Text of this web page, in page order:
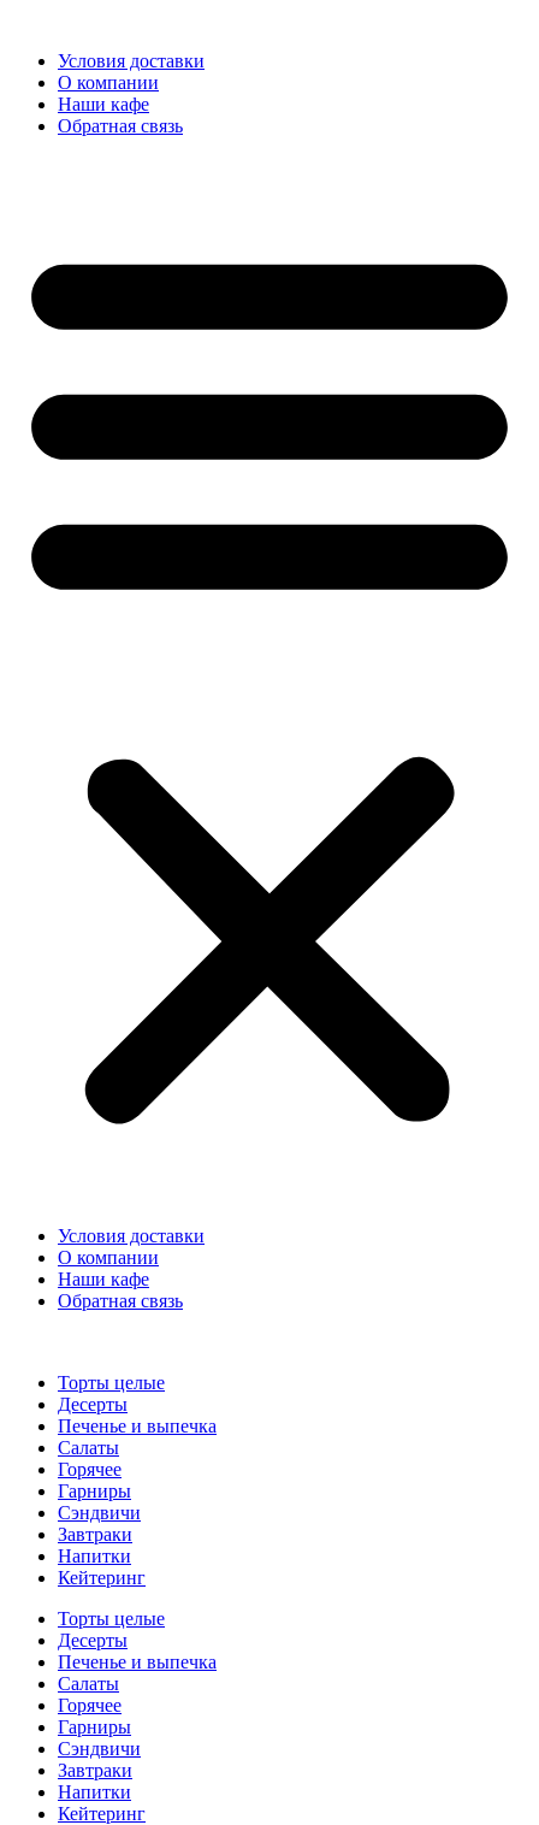
содержимому
Условия доставки
О компании
Наши кафе
Обратная связь
Условия доставки
О компании
Наши кафе
Обратная связь
Торты целые
Десерты
Печенье и выпечка
Салаты
Горячее
Гарниры
Сэндвичи
Завтраки
Напитки
Кейтеринг
Торты целые
Десерты
Печенье и выпечка
Салаты
Горячее
Гарниры
Сэндвичи
Завтраки
Напитки
Кейтеринг